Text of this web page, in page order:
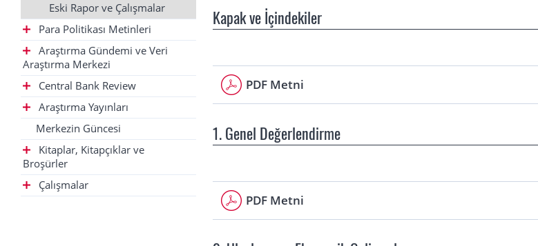
Eski Rapor ve Çalışmalar
Para Politikası Metinleri
Araştırma Gündemi ve Veri
Araştırma Merkezi
Central Bank Review
Araştırma Yayınları
Merkezin Güncesi
Kitaplar, Kitapçıklar ve
Broşürler
Çalışmalar
Kapak ve İçindekiler
PDF Metni
1. Genel Değerlendirme
PDF Metni